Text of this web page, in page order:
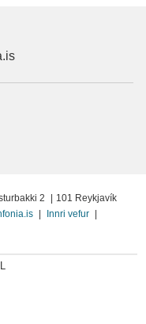
2
101 Reykjavík
Innri vefur